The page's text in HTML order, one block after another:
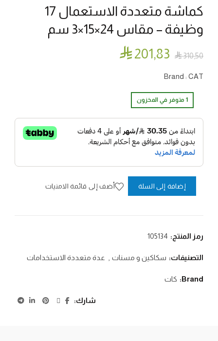
كماشة متعددة الاستعمال 17
وظيفة – مقاس 24×15×3 سم
 310٫50  201٫83
Brand : CAT
1 متوفر في المخزون
إضافة إلى السلة أضف إلى قائمة الامنيات
رمز المنتج: 105134
التصنيفات: سكاكين و مسنات عدة متعددة الاستخدامات
Brand: كات
شارك